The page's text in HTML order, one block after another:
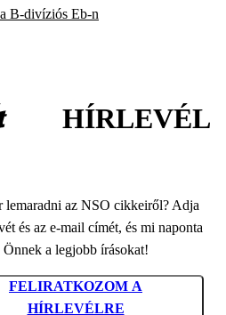
B-divíziós Eb-n
HÍRLEVÉL
lemaradni az NSO cikkeiről? Adja
és az e-mail címét, és mi naponta
a legjobb írásokat!
FELIRATKOZOM A
HÍRLEVÉLRE